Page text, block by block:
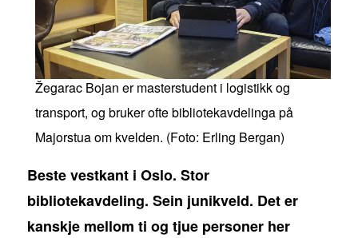
Žegarac Bojan er masterstudent i logistikk og
transport, og bruker ofte bibliotekavdelinga på
Majorstua om kvelden. (Foto: Erling Bergan)
Beste vestkant i Oslo. Stor
bibliotekavdeling. Sein junikveld. Det er
kanskje mellom ti og tjue personer her